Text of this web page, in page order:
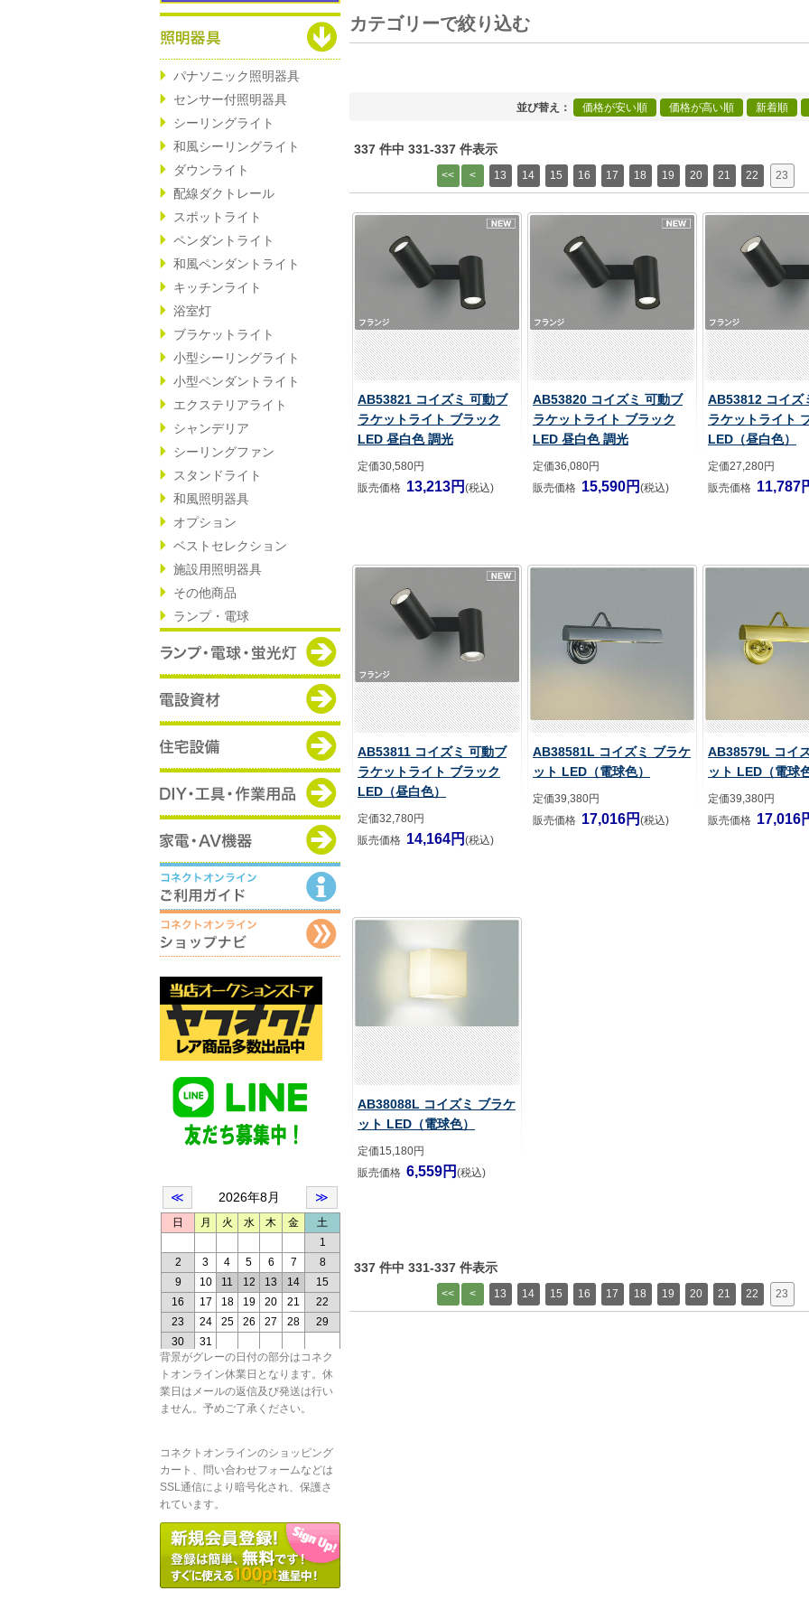
パナソニック照明器具
センサー付照明器具
シーリングライト
和風シーリングライト
ダウンライト
配線ダクトレール
スポットライト
ペンダントライト
和風ペンダントライト
キッチンライト
浴室灯
ブラケットライト
小型シーリングライト
小型ペンダントライト
エクステリアライト
シャンデリア
シーリングファン
スタンドライト
和風照明器具
オプション
ベストセレクション
施設用照明器具
その他商品
ランプ・電球
背景がグレーの日付の部分はコネク
トオンライン休業日となります。休
業日はメールの返信及び発送は行い
ません。予めご了承ください。
コネクトオンラインのショッピング
カート、問い合わせフォームなどは
SSL通信により暗号化され、保護さ
れています。
カテゴリーで絞り込む
並び替え 価格が安い順 価格が高い順 新着順
337 件中 331-337 件表示
13 14 15 16 17 18 19 20 21 22 23
AB53821 コイズミ 可動ブ
ラケットライト ブラック
LED 昼白色 調光
定価30,580円
販売価格 13,213円 (税込)
AB53820 コイズミ 可動ブ
ラケットライト ブラック
LED 昼白色 調光
定価36,080円
販売価格 15,590円 (税込)
AB53812 コイズ
ラケットライト
LED（昼白色）
定価27,280円
販売価格 11,787
AB53811 コイズミ 可動ブ
ラケットライト ブラック
LED（昼白色）
定価32,780円
販売価格 14,164円 (税込)
AB38581L コイズミ ブラケ
ット LED（電球色）
定価39,380円
販売価格 17,016円 (税込)
AB38579L コイ
ット LED（電球色
定価39,380円
販売価格 17,016
AB38088L コイズミ ブラケ
ット LED（電球色）
定価15,180円
販売価格 6,559円 (税込)
337 件中 331-337 件表示
13 14 15 16 17 18 19 20 21 22 23